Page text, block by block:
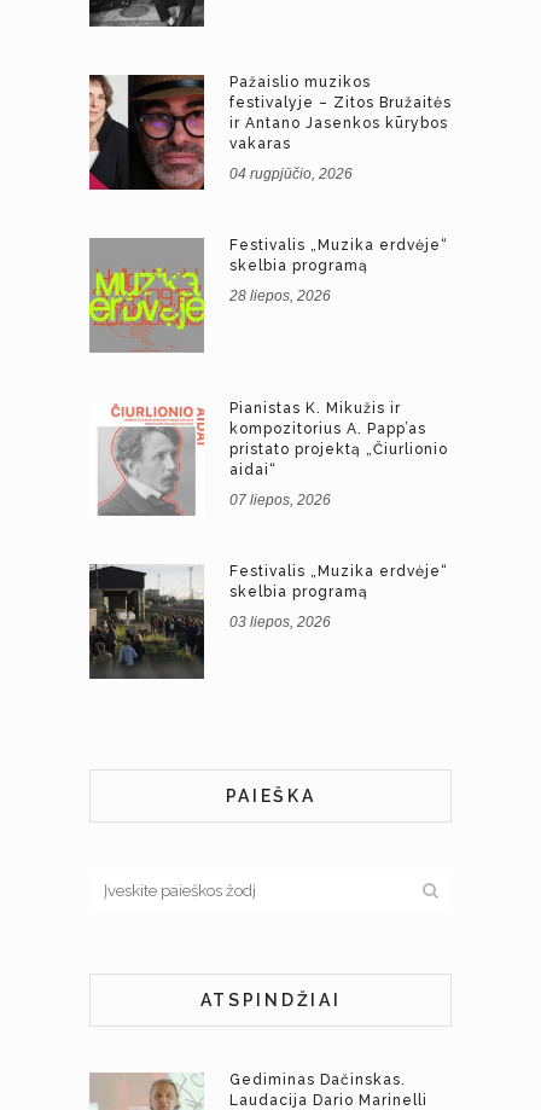
Pažaislio muzikos
festivalyje – Zitos Bružaitės
ir Antano Jasenkos kūrybos
vakaras
04 rugpjūčio, 2026
Festivalis „Muzika erdvėje“
skelbia programą
28 liepos, 2026
Pianistas K. Mikužis ir
kompozitorius A. Papp’as
pristato projektą „Čiurlionio
aidai“
07 liepos, 2026
Festivalis „Muzika erdvėje“
skelbia programą
03 liepos, 2026
PAIEŠKA
ATSPINDŽIAI
Gediminas Dačinskas.
Laudacija Dario Marinelli